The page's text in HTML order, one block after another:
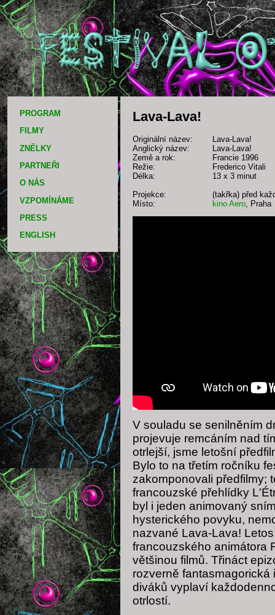
PROGRAM
FILMY
ZNĚLKY
PARTNEŘI
O NÁS
VZPOMÍNÁME
PRESS
ENGLISH
Lava-Lava!
Originální název:
Lava-Lava!
Anglický název:
Lava-Lava!
Země a rok:
Francie 1996
Režie:
Frederico Vitali
Délka:
13 x 3 minut
Projekce:
(takřka) před
Místo:
kino Aero, Praha
V souladu se senilněním
projevuje remcáním nad
otrlejší, jsme letošní
Bylo to na třetím ročníku
zakomponovali předfilmy;
francouzské přehlídky
byl i jeden animovaný
hysterického povyku,
nazvané Lava-Lava!
francouzského animátora
většinou filmů. Třináct
rozverně
diváků vyplaví
otrlostí.